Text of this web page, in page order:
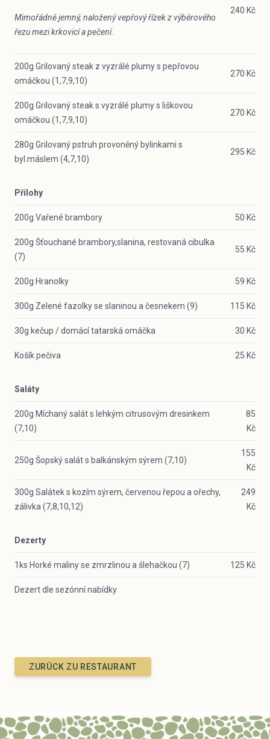
Mimořádně jemný, naložený vepřový řízek z výběrového
řezu mezi krkovicí a pečení.
240 Kč
200g Grilovaný steak z vyzrálé plumy s pepřovou
omáčkou (1,7,9,10)
270 Kč
200g Grilovaný steak s vyzrálé plumy s liškovou
omáčkou (1,7,9,10)
270 Kč
280g Grilovaný pstruh provoněný bylinkami s
byl.máslem (4,7,10)
295 Kč
Přílohy
200g Vařené brambory 50 Kč
200g Šťouchané brambory,slanina, restovaná cibulka
(7)
55 Kč
200g Hranolky 59 Kč
300g Zelené fazolky se slaninou a česnekem (9) 115 Kč
30g kečup / domácí tatarská omáčka 30 Kč
Košík pečiva 25 Kč
Saláty
200g Míchaný salát s lehkým citrusovým dresinkem
(7,10)
85
Kč
250g Šopský salát s balkánským sýrem (7,10)
155
Kč
300g Salátek s kozím sýrem, červenou řepou a ořechy,
zálivka (7,8,10,12)
249
Kč
Dezerty
1ks Horké maliny se zmrzlinou a šlehačkou (7) 125 Kč
Dezert dle sezónní nabídky
ZURÜCK ZU RESTAURANT